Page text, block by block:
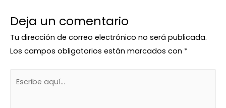
Deja un comentario
Tu dirección de correo electrónico no será publicada.
Los campos obligatorios están marcados con *